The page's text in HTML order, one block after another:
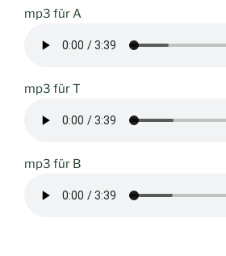
mp3 für A
mp3 für T
mp3 für B